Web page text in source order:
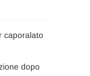
caporalato
dopo